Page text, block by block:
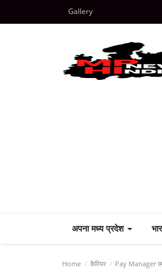
Gallery
अपना मध्य प्रदेश
Home कैरियर Pay Manager